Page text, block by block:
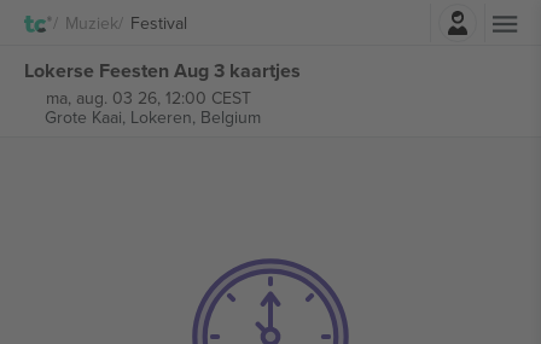
Muziek Festival
Lokerse Feesten Aug 3 kaartjes
ma, aug. 03 26, 12:00 CEST
Grote Kaai, Lokeren, Belgium